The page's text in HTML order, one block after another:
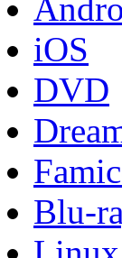
iOS
DVD
Blu-